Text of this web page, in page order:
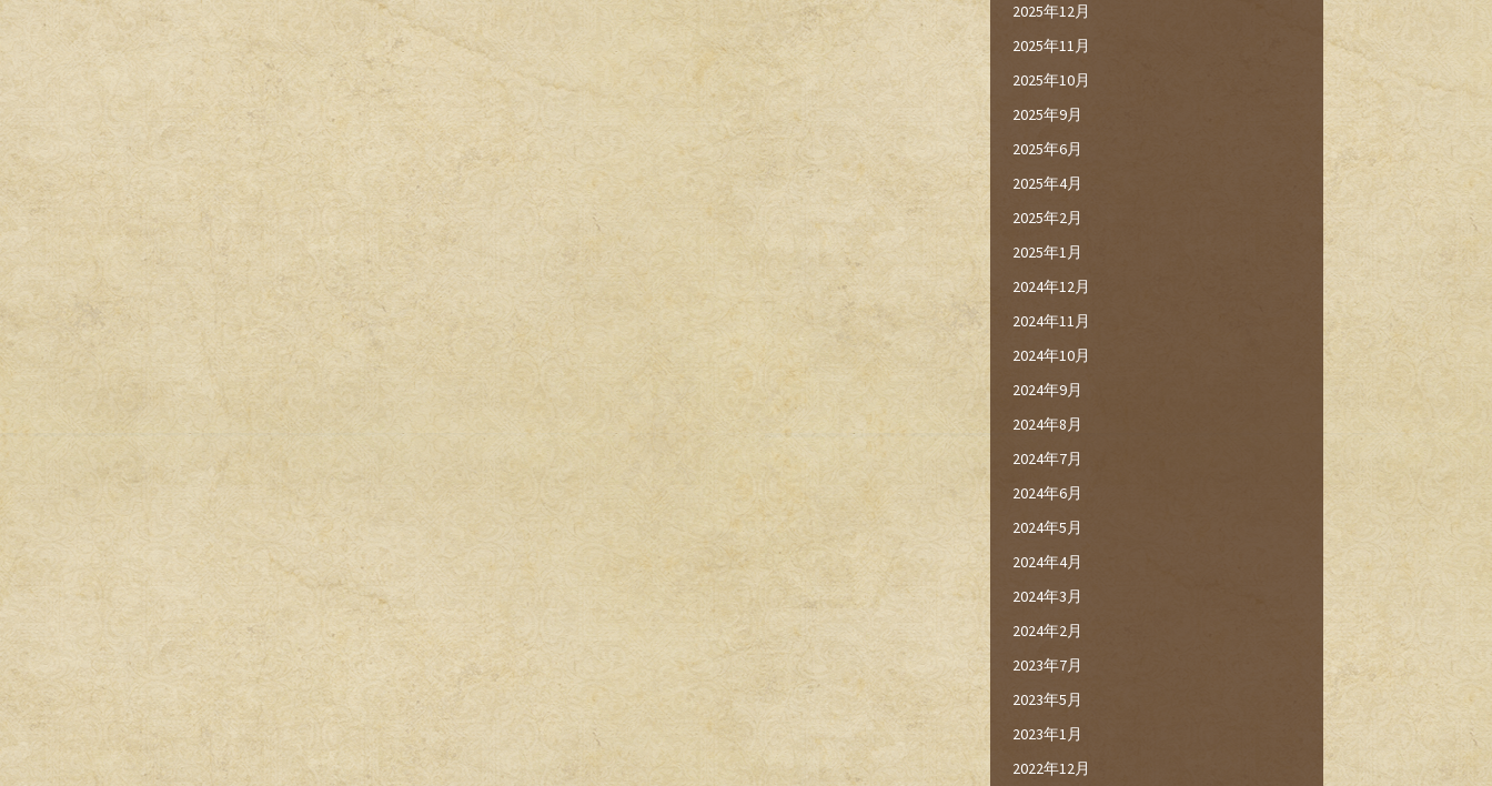
2025年12月
2025年11月
2025年10月
2025年9月
2025年6月
2025年4月
2025年2月
2025年1月
2024年12月
2024年11月
2024年10月
2024年9月
2024年8月
2024年7月
2024年6月
2024年5月
2024年4月
2024年3月
2024年2月
2023年7月
2023年5月
2023年1月
2022年12月